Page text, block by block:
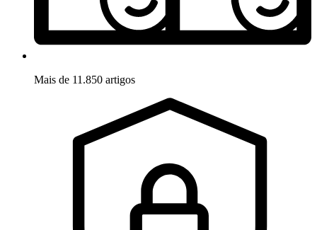
Mais de 11.850 artigos